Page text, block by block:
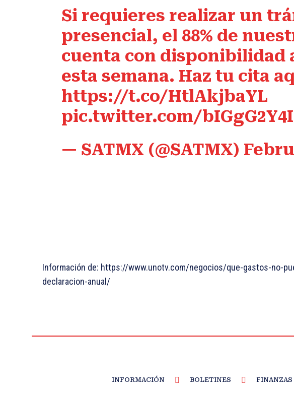
Si requieres realizar un
presencial, el 88% de
cuenta con disponibilidad
esta semana. Haz tu cita
https://t.co/HtlAkjbaYL
pic.twitter.com/
— SATMX (@SATMX)
Información de: https://www.unotv.com/negocios/que-gastos-no-
declaracion-anual/
INFORMACIÓN BOLETINES FINANZAS